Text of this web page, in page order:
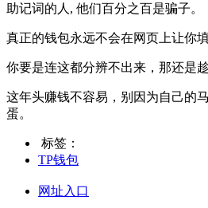
助记词的人, 他们百分之百是骗子。
真正的钱包永远不会在网页上让你
你要是连这都分辨不出来，那还是
这年头赚钱不容易，别因为自己的
蛋。
标签：
TP钱包
网址入口